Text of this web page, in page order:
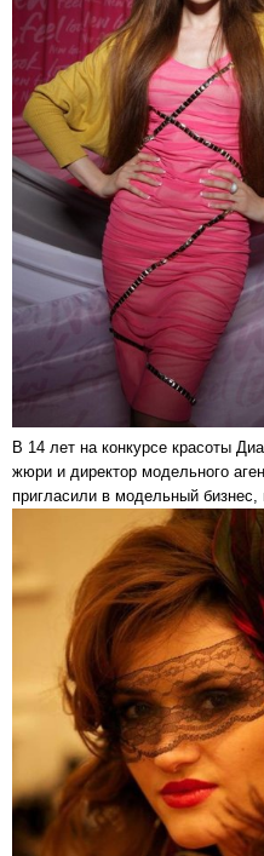
В 14 лет на конкурсе красоты
жюри и директор модельного
пригласили в модельный бизнес,